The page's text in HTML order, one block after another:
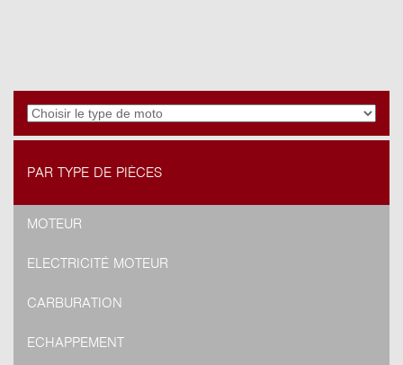
PAR TYPE DE PIÈCES
MOTEUR
ELECTRICITÉ MOTEUR
CARBURATION
ECHAPPEMENT